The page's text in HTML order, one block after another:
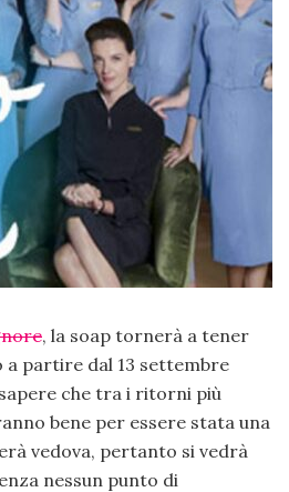
, la soap tornerà a tener
a partire dal 13 settembre
che tra i ritorni più
bene per essere stata una
vedova, pertanto si vedrà
nessun punto di